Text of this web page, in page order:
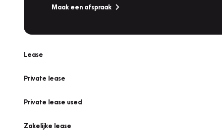
Maak een afspraak
Lease
Private lease
Private lease used
Zakelijke lease